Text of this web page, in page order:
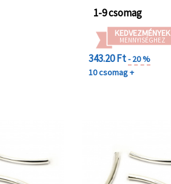
1-9 csomag
KEDVEZMÉNYEK
MENNYISÉGHEZ
343.20 Ft- 20 %
10 csomag +